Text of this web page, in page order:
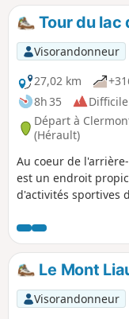
risque des incendies.
consulter la carte.
Tour du lac
Visorandonneur
27,02 km
8h 35
Difficile
Départ à
(Hérault)
Au coeur de
est un endroit
d'activités sportives
Le Mont
Visorandonneur